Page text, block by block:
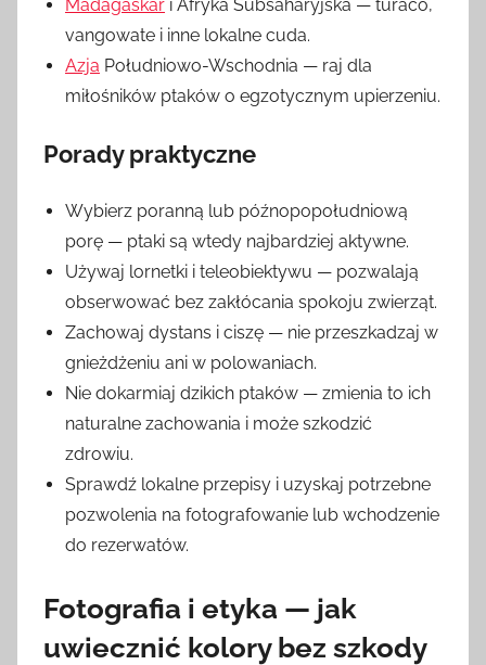
Madagaskar i Afryka Subsaharyjska — turaco,
vangowate i inne lokalne cuda.
Azja Południowo-Wschodnia — raj dla
miłośników ptaków o egzotycznym upierzeniu.
Porady praktyczne
Wybierz poranną lub późnopopołudniową
porę — ptaki są wtedy najbardziej aktywne.
Używaj lornetki i teleobiektywu — pozwalają
obserwować bez zakłócania spokoju zwierząt.
Zachowaj dystans i ciszę — nie przeszkadzaj w
gnieżdżeniu ani w polowaniach.
Nie dokarmiaj dzikich ptaków — zmienia to ich
naturalne zachowania i może szkodzić
zdrowiu.
Sprawdź lokalne przepisy i uzyskaj potrzebne
pozwolenia na fotografowanie lub wchodzenie
do rezerwatów.
Fotografia i etyka — jak
uwiecznić kolory bez szkody